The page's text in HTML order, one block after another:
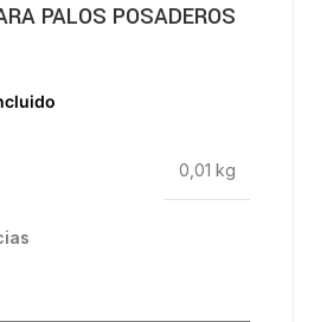
PALOS POSADEROS
0,01 kg